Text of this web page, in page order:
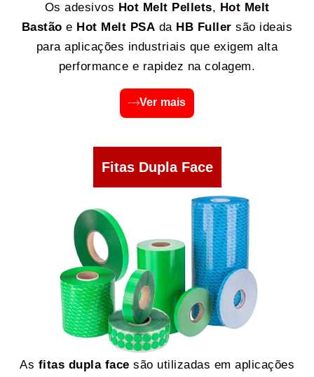
Os adesivos Hot Melt Pellets, Hot Melt
Bastão e Hot Melt PSA da HB Fuller são ideais
para aplicações industriais que exigem alta
performance e rapidez na colagem.
Ver mais
Fitas Dupla Face
As fitas dupla face são utilizadas em aplicações